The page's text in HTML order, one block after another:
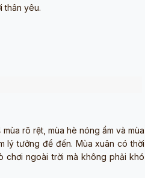
thân yêu.
rõ rệt, mùa hè nóng ẩm và mùa
lý tưởng để đến. Mùa xuân có thời
chơi ngoài trời mà không phải khó